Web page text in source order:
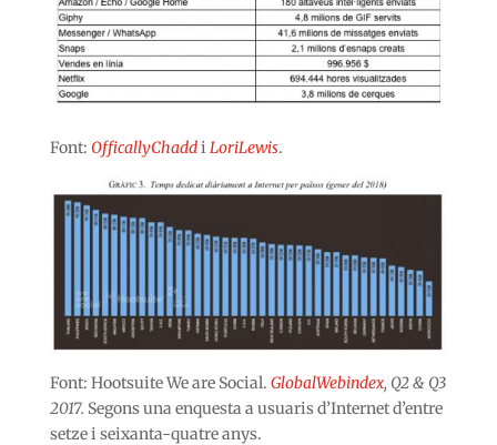
Font: OfficallyChaddi LoriLewis.
Font: Hootsuite We are Social. GlobalWebindex, Q2 & Q3
2017. Segons una enquesta a usuaris d’Internet d’entre
setze i seixanta-quatre anys.